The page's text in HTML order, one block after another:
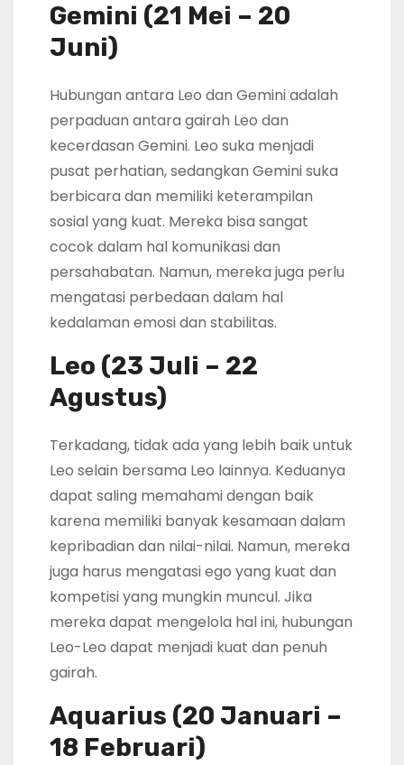
Gemini (21 Mei – 20
Juni)
Hubungan antara Leo dan Gemini adalah
perpaduan antara gairah Leo dan
kecerdasan Gemini. Leo suka menjadi
pusat perhatian, sedangkan Gemini suka
berbicara dan memiliki keterampilan
sosial yang kuat. Mereka bisa sangat
cocok dalam hal komunikasi dan
persahabatan. Namun, mereka juga perlu
mengatasi perbedaan dalam hal
kedalaman emosi dan stabilitas.
Leo (23 Juli – 22
Agustus)
Terkadang, tidak ada yang lebih baik untuk
Leo selain bersama Leo lainnya. Keduanya
dapat saling memahami dengan baik
karena memiliki banyak kesamaan dalam
kepribadian dan nilai-nilai. Namun, mereka
juga harus mengatasi ego yang kuat dan
kompetisi yang mungkin muncul. Jika
mereka dapat mengelola hal ini, hubungan
Leo-Leo dapat menjadi kuat dan penuh
gairah.
Aquarius (20 Januari –
18 Februari)